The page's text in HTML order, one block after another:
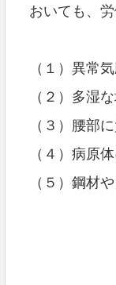
おいても、
（１）異常
（２）多湿
（３）腰部
（４）病原
（５）鋼材